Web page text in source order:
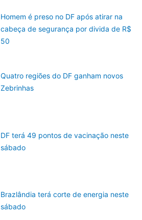
Homem é preso no DF após atirar na
cabeça de segurança por divida de R$
50
Quatro regiões do DF ganham novos
Zebrinhas
DF terá 49 pontos de vacinação neste
sábado
Brazlândia terá corte de energia neste
sábado